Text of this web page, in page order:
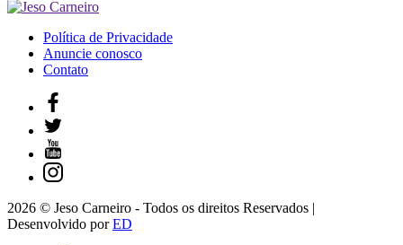
Política de Privacidade
Anuncie conosco
Contato
2026 © Jeso Carneiro - Todos os direitos Reservados |
Desenvolvido porED